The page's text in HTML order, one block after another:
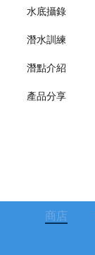
水底攝錄
潛水訓練
潛點介紹
產品分享
商店